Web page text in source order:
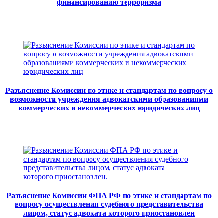
финансированию терроризма
Разъяснение Комиссии по этике и стандартам по вопросу о
возможности учреждения адвокатскими образованиями
коммерческих и некоммерческих юридических лиц
Разъяснение Комиссии ФПА РФ по этике и стандартам по
вопросу осуществления судебного представительства
лицом, статус адвоката которого приостановлен